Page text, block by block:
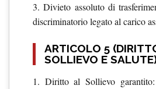
3. Divieto assoluto di
discriminatorio legato al carico
ARTICOLO 5
SOLLIEVO E
1. Diritto al Sollievo